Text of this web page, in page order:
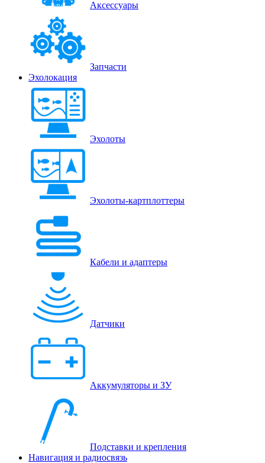
Аксессуары
Запчасти
Эхолокация
Эхолоты
Эхолоты-картплоттеры
Кабели и адаптеры
Датчики
Аккумуляторы и ЗУ
Подставки и крепления
Навигация и радиосвязь